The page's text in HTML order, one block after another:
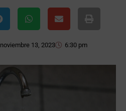
noviembre 13, 2023 6:30 pm